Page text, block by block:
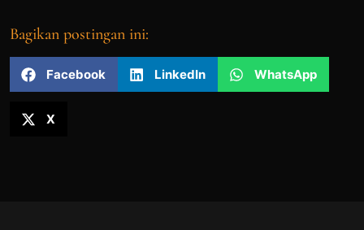
Bagikan postingan ini:
Facebook LinkedIn WhatsApp
X